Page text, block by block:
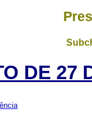
DE 27